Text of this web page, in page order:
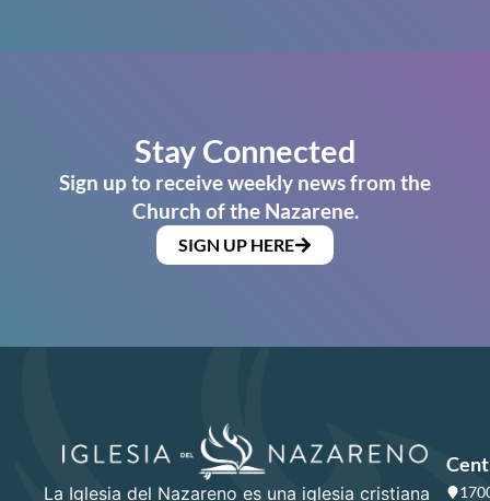
Stay Connected
Sign up to receive weekly news from the
Church of the Nazarene.
SIGN UP HERE
La Iglesia del Nazareno es una iglesia cristiana